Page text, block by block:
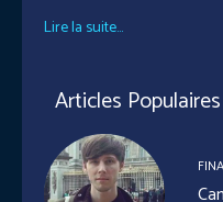
Lire la suite...
Articles Populaires